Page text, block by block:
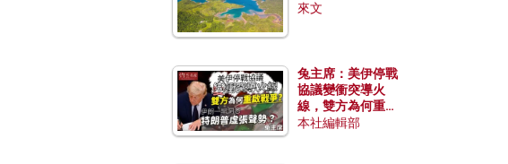
來文
兔主席：美伊停戰
協議變衝突導火
線，雙方為何重啟
戰爭？伊朗一早洞
本社編輯部